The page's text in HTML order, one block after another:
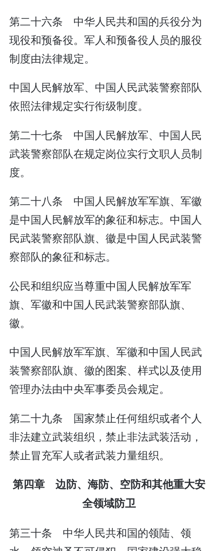
第二十六条 中华人民共和国的兵役分为
现役和预备役。军人和预备役人员的服役
制度由法律规定。
中国人民解放军、中国人民武装警察部队
依照法律规定实行衔级制度。
第二十七条 中国人民解放军、中国人民
武装警察部队在规定岗位实行文职人员制
度。
第二十八条 中国人民解放军军旗、军徽
是中国人民解放军的象征和标志。中国人
民武装警察部队旗、徽是中国人民武装警
察部队的象征和标志。
公民和组织应当尊重中国人民解放军军
旗、军徽和中国人民武装警察部队旗、
徽。
中国人民解放军军旗、军徽和中国人民武
装警察部队旗、徽的图案、样式以及使用
管理办法由中央军事委员会规定。
第二十九条 国家禁止任何组织或者个人
非法建立武装组织，禁止非法武装活动，
禁止冒充军人或者武装力量组织。
第四章 边防、海防、空防和其他重大安
全领域防卫
第三十条 中华人民共和国的领陆、领